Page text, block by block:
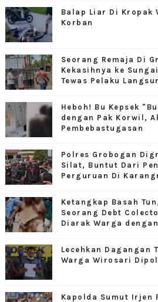
Balap Liar Di Kropak
Korban
Seorang Remaja Di
Kekasihnya ke
Tewas Pelaku
Heboh! Bu Kepsek
dengan Pak Korwil,
Pembebastugasan
Polres Grobogan
Silat, Buntut Dari
Perguruan Di
Ketangkap Basah
Seorang Debt
Diarak Warga
Lecehkan Dagangan
Warga Wirosari
Kapolda Sumut Irjen